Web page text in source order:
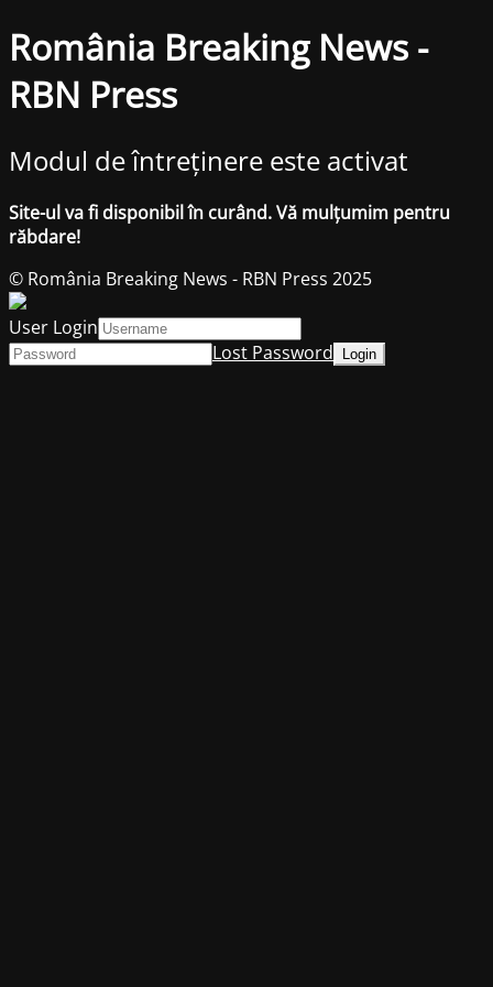
România Breaking News -
RBN Press
Modul de întreținere este activat
Site-ul va fi disponibil în curând. Vă mulțumim pentru
răbdare!
© România Breaking News - RBN Press 2025
User Login
Lost Password